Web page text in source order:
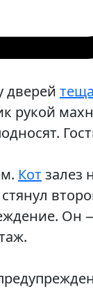
дверей теща
рукой
Кот залез
Он